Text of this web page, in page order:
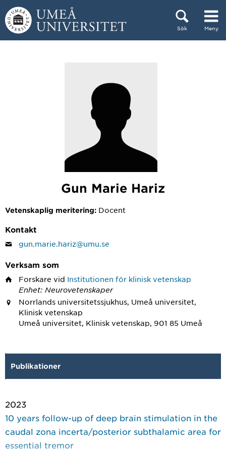
Hoppa direkt till innehållet
Sök Meny
Gun Marie Hariz
Vetenskaplig meritering: Docent
Kontakt
gun.marie.hariz@umu.se
Verksam som
Forskare vid Institutionen för klinisk vetenskap
Enhet: Neurovetenskaper
Norrlands universitetssjukhus, Umeå universitet,
Klinisk vetenskap
Umeå universitet, Klinisk vetenskap, 901 85 Umeå
Publikationer
2023
10 years follow-up of deep brain stimulation in the
caudal zona incerta/posterior subthalamic area for
essential tremor